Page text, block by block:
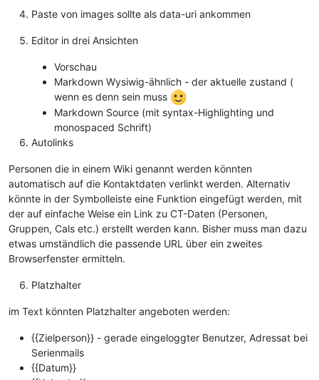
Paste von images sollte als data-uri ankommen
Editor in drei Ansichten
Vorschau
Markdown Wysiwig-ähnlich - der aktuelle zustand (
wenn es denn sein muss
Markdown Source (mit syntax-Highlighting und
monospaced Schrift)
Autolinks
Personen die in einem Wiki genannt werden könnten
automatisch auf die Kontaktdaten verlinkt werden. Alternativ
könnte in der Symbolleiste eine Funktion eingefügt werden, mit
der auf einfache Weise ein Link zu CT-Daten (Personen,
Gruppen, Cals etc.) erstellt werden kann. Bisher muss man dazu
etwas umständlich die passende URL über ein zweites
Browserfenster ermitteln.
Platzhalter
im Text könnten Platzhalter angeboten werden:
{{Zielperson}} - gerade eingeloggter Benutzer, Adressat bei
Serienmails
{{Datum}}